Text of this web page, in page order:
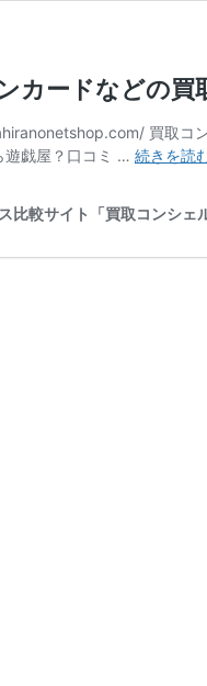
カードなどの
買取コ
遊戯屋？口コミ … 続きを読
比較サイト「買取コンシェ